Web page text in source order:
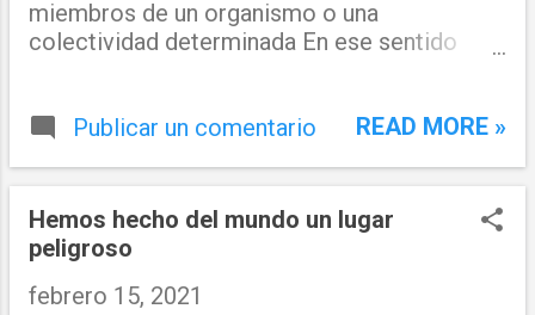
miembros de un organismo o una
colectividad determinada En ese sentido
manera constante conducen a cierto
las personas para poner en práctica una serie
de principios relativos a la ordenanza y la
perseverancia en el ámbito general, también
podemos decir que es la capacidad de actuar
ordenada y perseverantemente para
Publicar un comentario READ MORE »
Hemos hecho del mundo un lugar
peligroso
febrero 15, 2021